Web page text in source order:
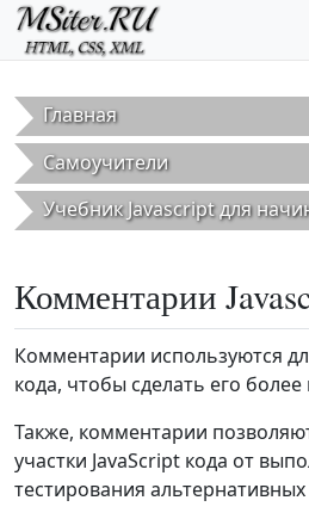
Перейти к основному
Главная
Самоучители
Учебник Javascript для
Комментарии
Комментарии используются
кода, чтобы сделать его
Также, комментарии
участки JavaScript кода от
тестирования